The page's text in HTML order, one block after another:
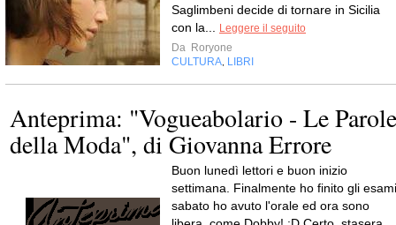
Saglimbeni decide di tornare in Sicilia
con la...
Leggere il seguito
Da Roryone
CULTURA LIBRI
Anteprima: "Vogueabolario - Le Parole
della Moda", di Giovanna Errore
Buon lunedì lettori e buon inizio
settimana. Finalmente ho finito gli
sabato ho avuto l'orale ed ora sono